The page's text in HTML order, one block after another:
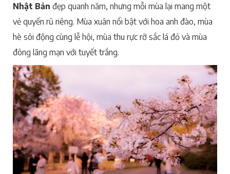
Nhật Bản đẹp quanh năm, nhưng mỗi mùa lại mang một
vẻ quyến rũ riêng. Mùa xuân nổi bật với hoa anh đào, mùa
hè sôi động cùng lễ hội, mùa thu rực rỡ sắc lá đỏ và mùa
đông lãng mạn với tuyết trắng.